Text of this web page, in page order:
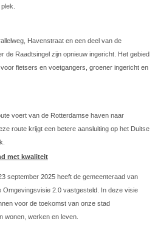
Havenstraat en een deel van de
de Raadtsingel zijn opnieuw ingericht. Het gebied
fietsers en voetgangers, groener ingericht en
voert van de Rotterdamse haven naar
route krijgt een betere aansluiting op het Duitse
met kwaliteit
september 2025 heeft de gemeenteraad van
Omgevingsvisie 2.0 vastgesteld. In deze visie
voor de toekomst van onze stad
wonen, werken en leven.